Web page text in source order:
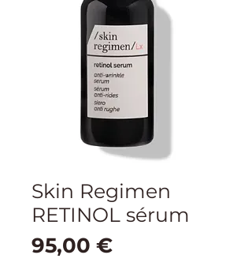
Skin Regimen
RETINOL sérum
95,00 €Prix